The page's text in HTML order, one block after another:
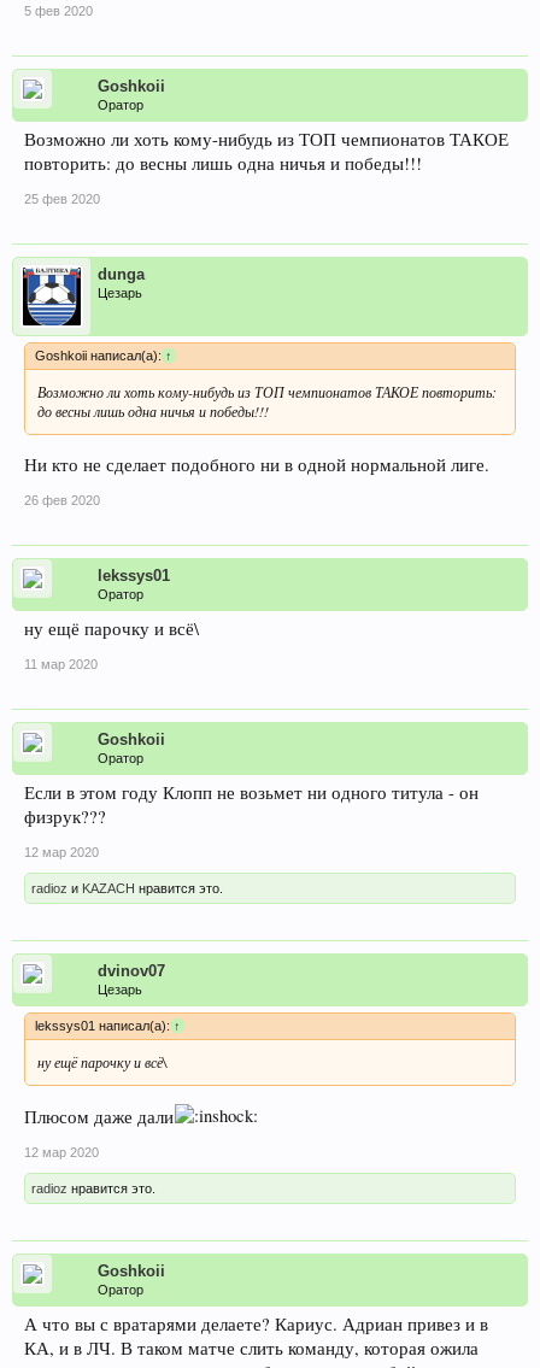
5 фев 2020
Goshkoii
Оратор
Возможно ли хоть кому-нибудь из ТОП чемпионатов ТАКОЕ
повторить: до весны лишь одна ничья и победы!!!
25 фев 2020
dunga
Цезарь
Goshkoii написал(а): ↑
Возможно ли хоть кому-нибудь из ТОП чемпионатов ТАКОЕ повторить:
до весны лишь одна ничья и победы!!!
Ни кто не сделает подобного ни в одной нормальной лиге.
26 фев 2020
lekssys01
Оратор
ну ещё парочку и всё\
11 мар 2020
Goshkoii
Оратор
Если в этом году Клопп не возьмет ни одного титула - он
физрук???
12 мар 2020
radioz и KAZACH нравится это.
dvinov07
Цезарь
lekssys01 написал(а):↑
ну ещё парочку и всё\
Плюсом даже дали
12 мар 2020
radioz нравится это.
Goshkoii
Оратор
А что вы с вратарями делаете? Кариус. Адриан привез и в
КА, и в ЛЧ. В таком матче слить команду, которая ожила